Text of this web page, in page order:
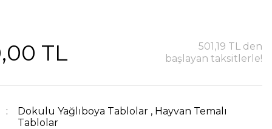
TL
501,19 TL den
başlayan taksitlerle!
Dokulu Yağlıboya Tablolar , Hayvan Temalı
Tablolar